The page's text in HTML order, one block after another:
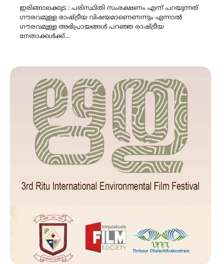
ഇരിങ്ങാലക്കുട : പരിസ്ഥിതി സംരക്ഷണം എന്ന് പറയുന്നത്
ഗൗരവമുള്ള രാഷ്ട്രീയ വിഷയമാണെണന്നും എന്നാൽ
ഗൗരവമുള്ള അഭിപ്രായങ്ങൾ പറഞ്ഞ രാഷ്‌ട്രീയ
നേതാക്കൾക്ക്…